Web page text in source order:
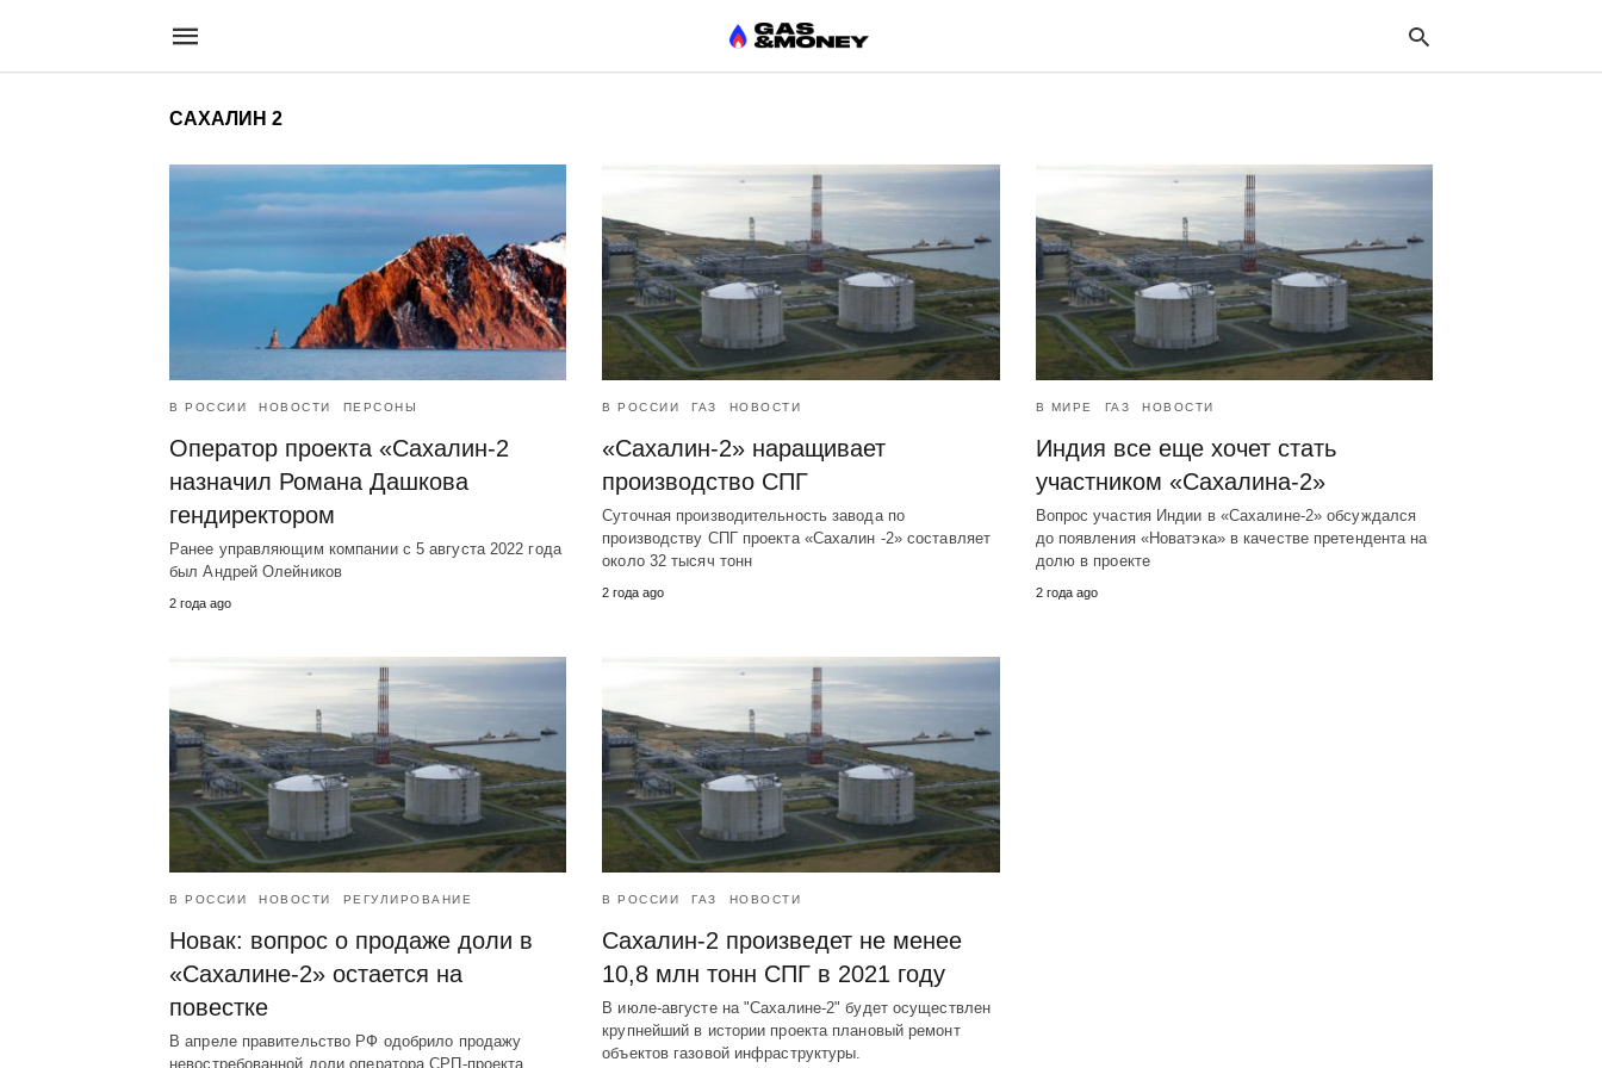
САХАЛИН 2
В РОССИИ НОВОСТИ ПЕРСОНЫ
Оператор проекта «Сахалин-2
назначил Романа Дашкова
гендиректором
Ранее управляющим компании с 5 августа 2022 года
был Андрей Олейников
2 года ago
В РОССИИ ГАЗ НОВОСТИ
«Сахалин-2» наращивает
производство СПГ
Суточная производительность завода по
производству СПГ проекта «Сахалин -2» составляет
около 32 тысяч тонн
2 года ago
В МИРЕ ГАЗ НОВОСТИ
Индия все еще хочет стать
участником «Сахалина-2»
Вопрос участия Индии в «Сахалине-2» обсуждался
до появления «Новатэка» в качестве претендента на
долю в проекте
2 года ago
В РОССИИ НОВОСТИ РЕГУЛИРОВАНИЕ
Новак: вопрос о продаже доли в
«Сахалине-2» остается на
повестке
В апреле правительство РФ одобрило продажу
невостребованной доли оператора СРП-проекта
В РОССИИ ГАЗ НОВОСТИ
Сахалин-2 произведет не менее
10,8 млн тонн СПГ в 2021 году
В июле-августе на "Сахалине-2" будет осуществлен
крупнейший в истории проекта плановый ремонт
объектов газовой инфраструктуры.